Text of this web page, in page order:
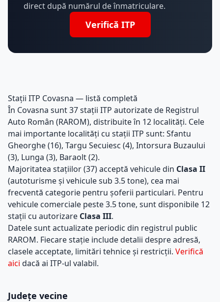
direct după numărul de înmatriculare.
Verifică ITP
Stații ITP Covasna — listă completă
În Covasna sunt 37 stații ITP autorizate de Registrul
Auto Român (RAROM), distribuite în 12 localități. Cele
mai importante localități cu stații ITP sunt: Sfantu
Gheorghe (16), Targu Secuiesc (4), Intorsura Buzaului
(3), Lunga (3), Baraolt (2).
Majoritatea stațiilor (37) acceptă vehicule din Clasa II
(autoturisme și vehicule sub 3.5 tone), cea mai
frecventă categorie pentru șoferii particulari. Pentru
vehicule comerciale peste 3.5 tone, sunt disponibile 12
stații cu autorizare Clasa III.
Datele sunt actualizate periodic din registrul public
RAROM. Fiecare stație include detalii despre adresă,
clasele acceptate, limitări tehnice și restricții. Verifică
aici dacă ai ITP-ul valabil.
Județe vecine